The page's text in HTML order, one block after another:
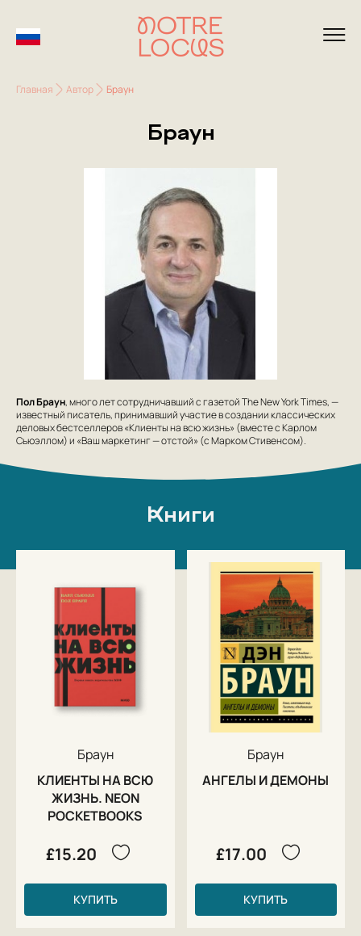
Главная Автор Браун
Браун
Пол Браун, много лет сотрудничавший с газетой The New York Times, —
известный писатель, принимавший участие в создании классических
деловых бестселлеров «Клиенты на всю жизнь» (вместе с Карлом
Сьюэллом) и «Ваш маркетинг — отстой» (с Марком Стивенсом).
Книги
Браун
КЛИЕНТЫ НА ВСЮ
ЖИЗНЬ. NEON
POCKETBOOKS
£15.20
КУПИТЬ
Браун
АНГЕЛЫ И ДЕМОНЫ
£17.00
КУПИТЬ